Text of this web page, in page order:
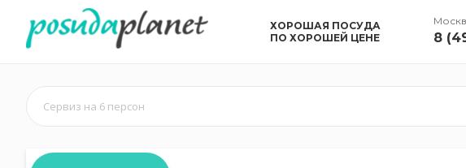
ХОРОШАЯ ПОСУДА
ПО ХОРОШЕЙ ЦЕНЕ
8
Сервиз на 6 персон